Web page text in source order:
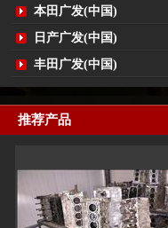
本田广发(中国)
日产广发(中国)
丰田广发(中国)
推荐产品